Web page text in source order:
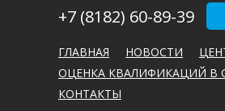
+7 (8182) 60-89-39
ГЛАВНАЯ НОВОСТИ
ОЦЕНКА КВАЛИФИКАЦИЙ В
КОНТАКТЫ